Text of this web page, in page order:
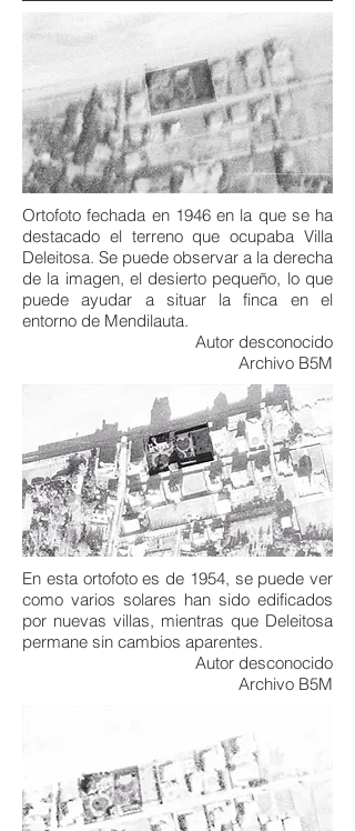
Ortofoto fechada en 1946 en la que se ha
destacado el terreno que ocupaba Villa
Deleitosa. Se puede observar a la derecha
de la imagen, el desierto pequeño, lo que
puede ayudar a situar la finca en el
entorno de Mendilauta.
Autor desconocido
Archivo B5M
En esta ortofoto es de 1954, se puede ver
como varios solares han sido edificados
por nuevas villas, mientras que Deleitosa
permane sin cambios aparentes.
Autor desconocido
Archivo B5M